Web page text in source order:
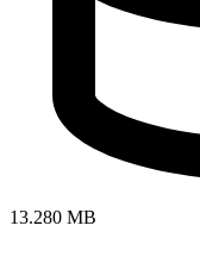
13.280 MB